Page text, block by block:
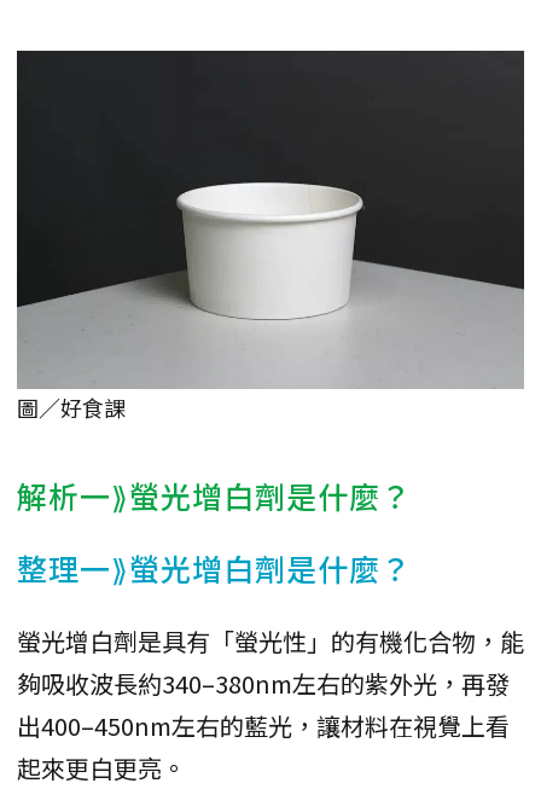
圖／好食課
解析一⟫螢光增白劑是什麼？
整理一⟫螢光增白劑是什麼？
螢光增白劑是具有「螢光性」的有機化合物，能
夠吸收波長約340–380nm左右的紫外光，再發
出400–450nm左右的藍光，讓材料在視覺上看
起來更白更亮。